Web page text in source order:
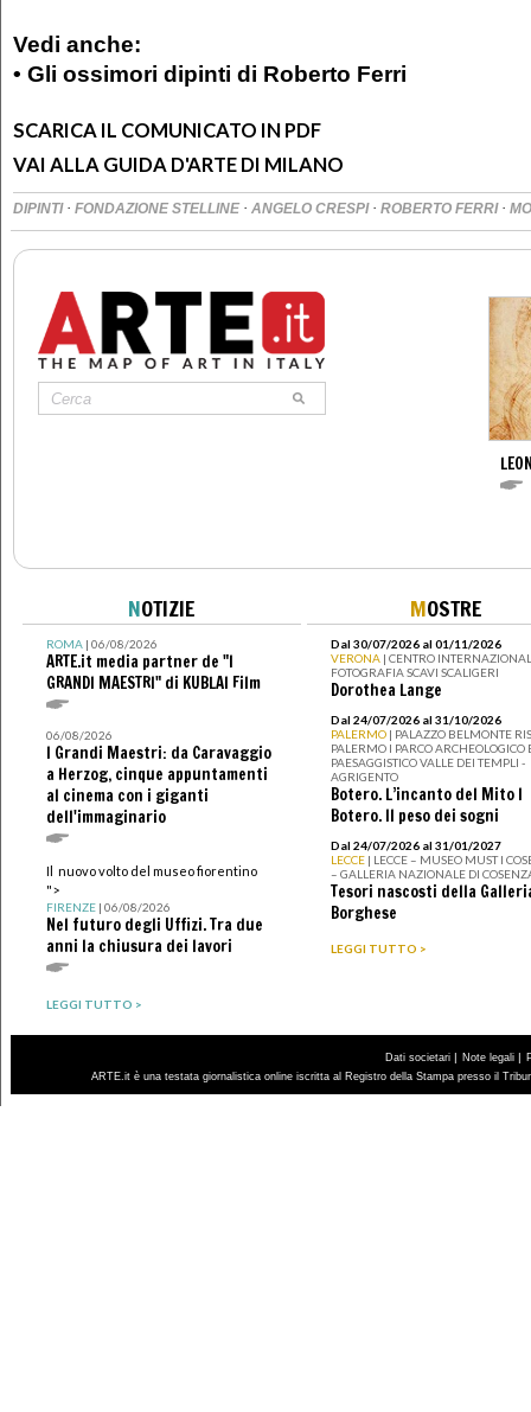
Vedi anche:
• Gli ossimori dipinti di Roberto Ferri
SCARICA IL COMUNICATO IN PDF
VAI ALLA GUIDA D'ARTE DI MILANO
DIPINTI · FONDAZIONE STELLINE · ANGELO CRESPI · ROBERTO FERRI ·
NOTIZIE
ROMA| 06/08/2026
ARTE.it media partner de "I
GRANDI MAESTRI" di KUBLAI Film
06/08/2026
I Grandi Maestri: da Caravaggio
a Herzog, cinque appuntamenti
al cinema con i giganti
dell'immaginario
Il nuovo volto del museo fiorentino
">
FIRENZE| 06/08/2026
Nel futuro degli Uffizi. Tra due
anni la chiusura dei lavori
LEGGI TUTTO >
MOSTRE
Dal 30/07/2026 al 01/11/2026
VERONA | CENTRO
FOTOGRAFIA SCAVI SCALIGERI
Dorothea Lange
Dal 24/07/2026 al 31/10/2026
PALERMO | PALAZZO BELMONTE
PALERMO I PARCO ARCHEOLOGICO
PAESAGGISTICO VALLE DEI TEMPLI -
AGRIGENTO
Botero. L’incanto del Mito I
Botero. Il peso dei sogni
Dal 24/07/2026 al 31/01/2027
LECCE | LECCE – MUSEO MUST I
– GALLERIA NAZIONALE DI
Tesori nascosti della
Borghese
LEGGI TUTTO >
Dati societari Note legali
ARTE.it è una testata giornalistica online iscritta al Registro della Stampa presso il